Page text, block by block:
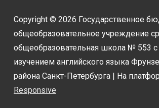
Copyright © 2026 Государственное
общеобразовательное учреждение
общеобразовательная школа № 553
изучением английского языка
района Санкт-Петербурга | На
Responsive